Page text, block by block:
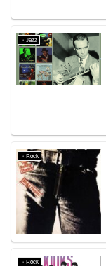
・Jazz
・Rock
・Rock